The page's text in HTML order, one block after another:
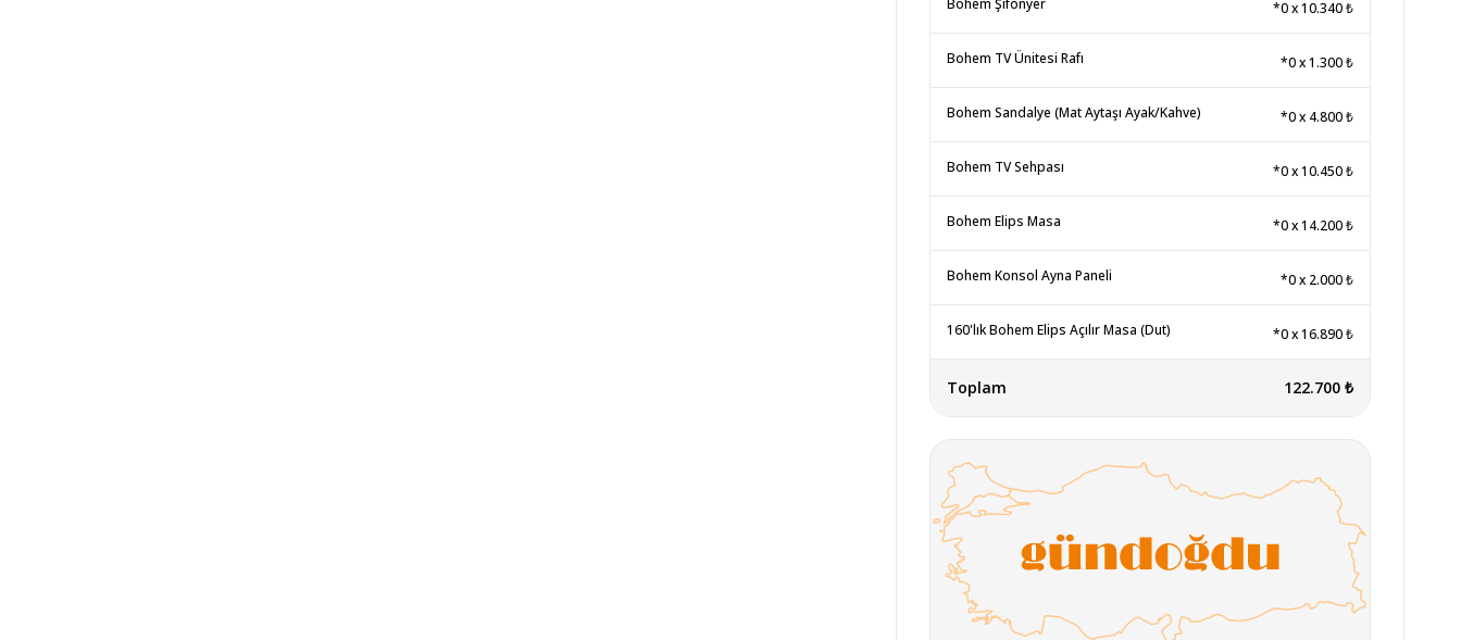
Bohem Şifonyer *0x10.340 ₺
Bohem TV Ünitesi Rafı *0x1.300 ₺
Bohem Sandalye (Mat Aytaşı Ayak/Kahve) *0x 4.800 ₺
Bohem TV Sehpası *0x10.450 ₺
Bohem Elips Masa *0x14.200 ₺
Bohem Konsol Ayna Paneli *0x 2.000 ₺
160'lık Bohem Elips Açılır Masa (Dut) *0x16.890 ₺
Toplam 122.700 ₺